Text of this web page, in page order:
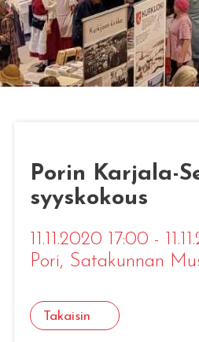
Porin Karjala-
syyskokous
11.11.2020 17:00 -
Pori, Satakunnan
Takaisin